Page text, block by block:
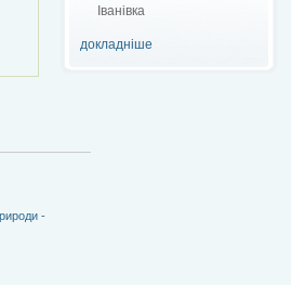
Іванівка
докладніше